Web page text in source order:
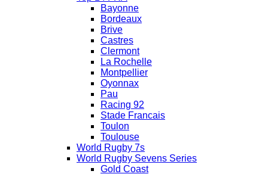
Bayonne
Bordeaux
Brive
Castres
Clermont
La Rochelle
Montpellier
Oyonnax
Pau
Racing 92
Stade Francais
Toulon
Toulouse
World Rugby 7s
World Rugby Sevens Series
Gold Coast